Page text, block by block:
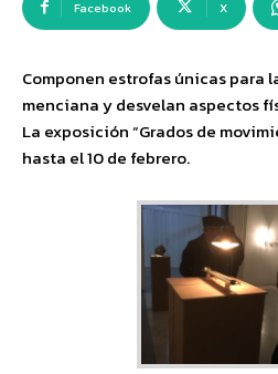
Facebook X
Componen estrofas únicas para
menciana y desvelan aspectos
La exposición “Grados de
hasta el 10 de febrero.